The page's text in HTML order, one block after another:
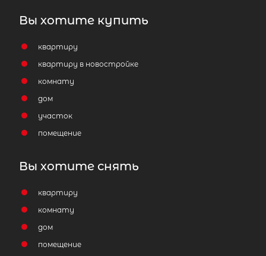
Вы хотите купить
квартиру
квартиру в новостройке
комнату
дом
участок
помещение
Вы хотите снять
квартиру
комнату
дом
помещение